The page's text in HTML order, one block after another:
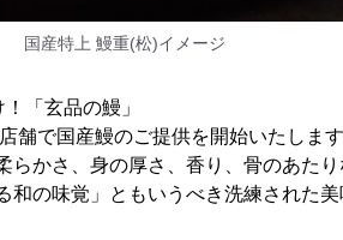
国産特上 鰻重(松)イメージ
「玄品の鰻」
舗で国産鰻のご提供を開始いたしま
かさ、身の厚さ、香り、骨のあたり
和の味覚」ともいうべき洗練された